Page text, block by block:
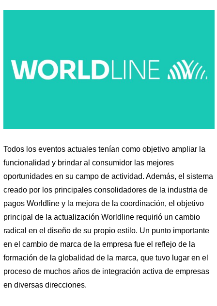
Todos los eventos actuales tenían como objetivo ampliar la
funcionalidad y brindar al consumidor las mejores
oportunidades en su campo de actividad. Además, el sistema
creado por los principales consolidadores de la industria de
pagos Worldline y la mejora de la coordinación, el objetivo
principal de la actualización Worldline requirió un cambio
radical en el diseño de su propio estilo. Un punto importante
en el cambio de marca de la empresa fue el reflejo de la
formación de la globalidad de la marca, que tuvo lugar en el
proceso de muchos años de integración activa de empresas
en diversas direcciones.